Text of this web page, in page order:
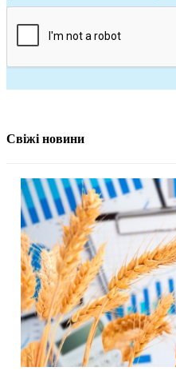
Свіжі новини